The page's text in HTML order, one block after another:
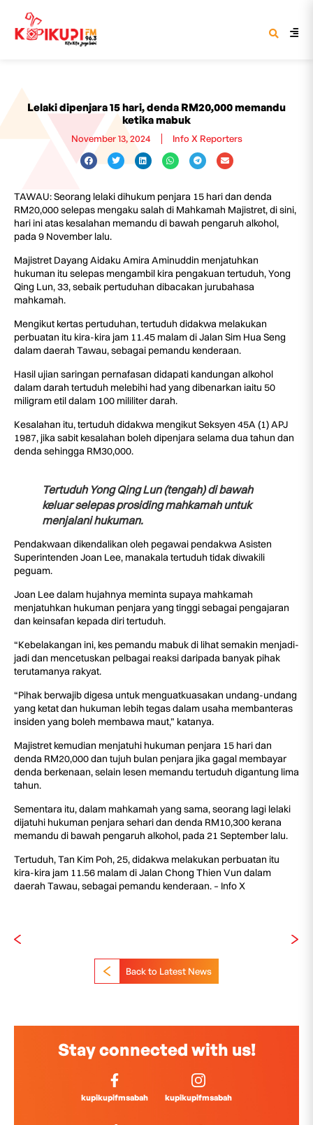
Lelaki dipenjara 15 hari, denda RM20,000 memandu
ketika mabuk
November 13, 2024 Info X Reporters
TAWAU: Seorang lelaki dihukum penjara 15 hari dan denda
RM20,000 selepas mengaku salah di Mahkamah Majistret, di sini,
hari ini atas kesalahan memandu di bawah pengaruh alkohol,
pada 9 November lalu.
Majistret Dayang Aidaku Amira Aminuddin menjatuhkan
hukuman itu selepas mengambil kira pengakuan tertuduh, Yong
Qing Lun, 33, sebaik pertuduhan dibacakan jurubahasa
mahkamah.
Mengikut kertas pertuduhan, tertuduh didakwa melakukan
perbuatan itu kira-kira jam 11.45 malam di Jalan Sim Hua Seng
dalam daerah Tawau, sebagai pemandu kenderaan.
Hasil ujian saringan pernafasan didapati kandungan alkohol
dalam darah tertuduh melebihi had yang dibenarkan iaitu 50
miligram etil dalam 100 mililiter darah.
Kesalahan itu, tertuduh didakwa mengikut Seksyen 45A (1) APJ
1987, jika sabit kesalahan boleh dipenjara selama dua tahun dan
denda sehingga RM30,000.
Tertuduh Yong Qing Lun (tengah) di bawah
keluar selepas prosiding mahkamah untuk
menjalani hukuman.
Pendakwaan dikendalikan oleh pegawai pendakwa Asisten
Superintenden Joan Lee, manakala tertuduh tidak diwakili
peguam.
Joan Lee dalam hujahnya meminta supaya mahkamah
menjatuhkan hukuman penjara yang tinggi sebagai pengajaran
dan keinsafan kepada diri tertuduh.
“Kebelakangan ini, kes pemandu mabuk di lihat semakin menjadi-
jadi dan mencetuskan pelbagai reaksi daripada banyak pihak
terutamanya rakyat.
“Pihak berwajib digesa untuk menguatkuasakan undang-undang
yang ketat dan hukuman lebih tegas dalam usaha membanteras
insiden yang boleh membawa maut,” katanya.
Majistret kemudian menjatuhi hukuman penjara 15 hari dan
denda RM20,000 dan tujuh bulan penjara jika gagal membayar
denda berkenaan, selain lesen memandu tertuduh digantung lima
tahun.
Sementara itu, dalam mahkamah yang sama, seorang lagi lelaki
dijatuhi hukuman penjara sehari dan denda RM10,300 kerana
memandu di bawah pengaruh alkohol, pada 21 September lalu.
Tertuduh, Tan Kim Poh, 25, didakwa melakukan perbuatan itu
kira-kira jam 11.56 malam di Jalan Chong Thien Vun dalam
daerah Tawau, sebagai pemandu kenderaan. – Info X
Back to Latest News
Stay connected with us!
kupikupifmsabah kupikupifmsabah